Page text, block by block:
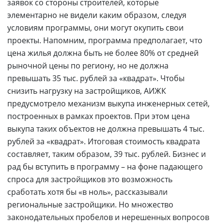
заявок со стороны строителей, которые
элементарно не видели каким образом, следуя
условиям программы, они могут окупить свои
проекты. Напомним, программа предполагает, что
цена жилья должна быть не более 80% от средней
рыночной цены по региону, но не должна
превышать 35 тыс. рублей за «квадрат». Чтобы
снизить нагрузку на застройщиков, АИЖК
предусмотрело механизм выкупа инженерных сетей,
построенных в рамках проектов. При этом цена
выкупа таких объектов не должна превышать 4 тыс.
рублей за «квадрат». Итоговая стоимость квадрата
составляет, таким образом, 39 тыс. рублей. Бизнес и
рад бы вступить в программу – на фоне падающего
спроса для застройщиков это возможность
сработать хотя бы «в ноль», рассказывали
региональные застройщики. Но множество
законодательных пробелов и нерешенных вопросов